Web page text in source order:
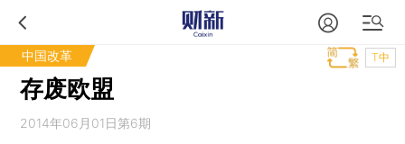
中国改革 T中
存废欧盟
2014年06月01日第6期